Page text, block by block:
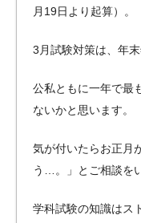
月19日より起算）。
3月試験対策は、年末
公私ともに一年で最
ないかと思います。
気が付いたらお正月
う…。」とご相談を
学科試験の知識はス